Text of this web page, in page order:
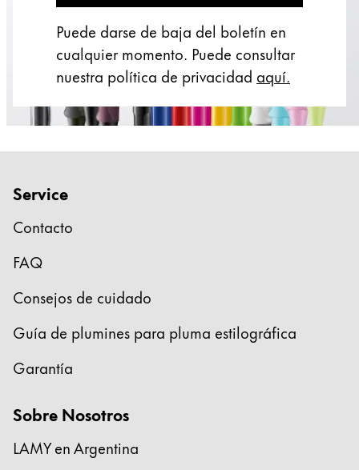
Puede darse de baja del boletín en
cualquier momento. Puede consultar
nuestra política de privacidad aquí.
Service
Contacto
FAQ
Consejos de cuidado
Guía de plumines para pluma estilográfica
Garantía
Sobre Nosotros
LAMY en Argentina